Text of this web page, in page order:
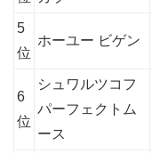
5
位
ホーユー ビゲン
6
位
シュワルツコフ
パーフェクトム
ース